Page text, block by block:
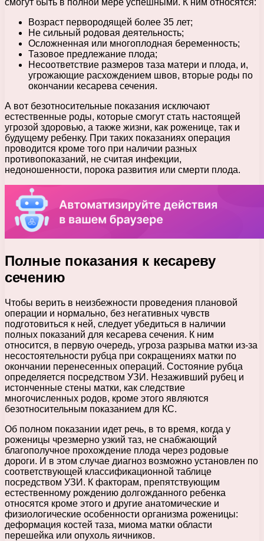
Возраст первородящей более 35 лет;
Не сильный родовая деятельность;
Осложненная или многоплодная беременность;
Тазовое предлежание плода;
Несоответствие размеров таза матери и плода, и,
угрожающие расхождением швов, вторые роды по
окончании кесарева сечения.
А вот безотносительные показания исключают
естественные роды, которые смогут стать настоящей
угрозой здоровью, а также жизни, как роженице, так и
будущему ребенку. При таких показаниях операция
проводится кроме того при наличии разных
противопоказаний, не считая инфекции,
недоношенности, порока развития или смерти плода.
Полные показания к кесареву
сечению
Чтобы верить в неизбежности проведения плановой
операции и нормально, без негативных чувств
подготовиться к ней, следует убедиться в наличии
полных показаний для кесарева сечения. К ним
относится, в первую очередь, угроза разрыва матки из-за
несостоятельности рубца при сокращениях матки по
окончании перенесенных операций. Состояние рубца
определяется посредством УЗИ. Незаживший рубец и
истонченные стены матки, как следствие
многочисленных родов, кроме этого являются
безотносительным показанием для КС.
Об полном показании идет речь, в то время, когда у
роженицы чрезмерно узкий таз, не снабжающий
благополучное прохождение плода через родовые
дороги. И в этом случае диагноз возможно установлен по
соответствующей классификационной таблице
посредством УЗИ. К факторам, препятствующим
естественному рождению долгожданного ребенка
относятся кроме этого и другие анатомические и
физиологические особенности организма роженицы:
деформация костей таза, миома матки области
перешейка или опухоль яичников.